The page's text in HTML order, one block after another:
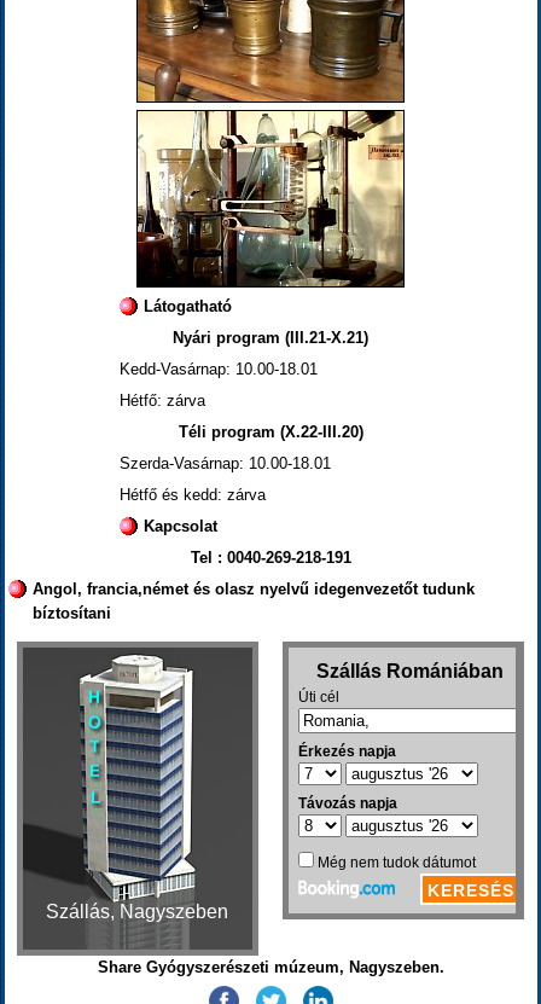
Látogatható
Nyári program (III.21-X.21)
Kedd-Vasárnap: 10.00-18.01
Hétfő: zárva
Téli program (X.22-III.20)
Szerda-Vasárnap: 10.00-18.01
Hétfő és kedd: zárva
Kapcsolat
Tel : 0040-269-218-191
Angol, francia,német és olasz nyelvű idegenvezetőt tudunk
bíztosítani
Szállás, Nagyszeben
Share Gyógyszerészeti múzeum, Nagyszeben.